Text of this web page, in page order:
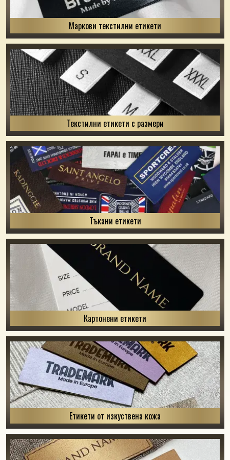
Маркови текстилни етикети
Текстилни етикети с размери
Тъкани етикети
Картонени етикети
Етикети от изкуствена кожа